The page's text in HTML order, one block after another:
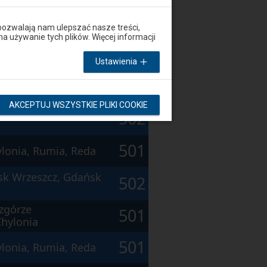
502
Rumia, Reda
501
501
Wrzeszcz, Gdańsk
502
Rumia, Reda
501
Wrzeszcz, Gdańsk
502
501
Rumia, Reda
501
nam ulepszać nasze treści,
używanie tych plików. Więcej informacji
Ustawienia
AKCEPTUJ WSZYSTKIE PLIKI COOKIE